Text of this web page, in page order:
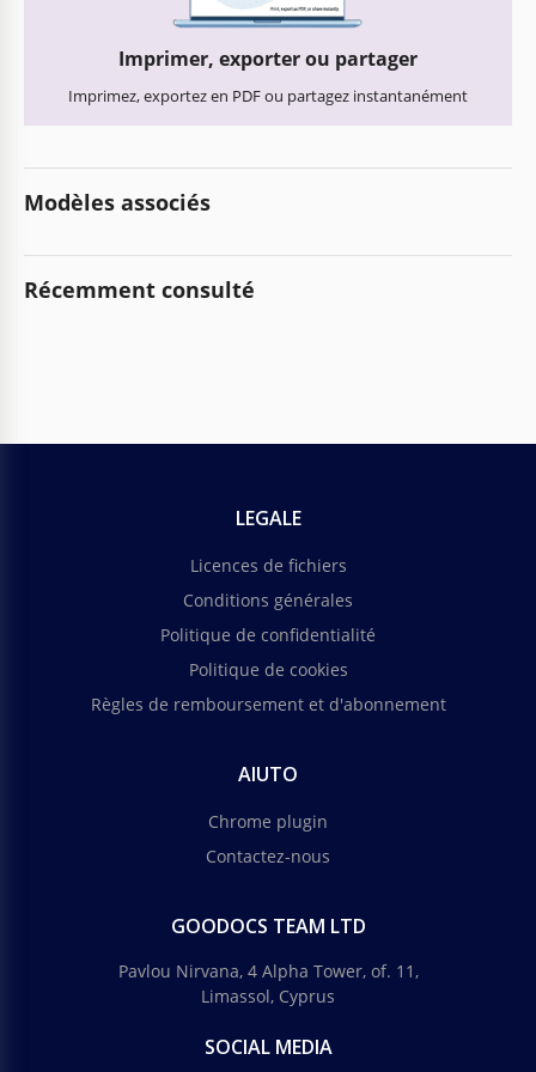
Imprimer, exporter ou partager
Imprimez, exportez en PDF ou partagez instantanément
Modèles associés
Récemment consulté
LEGALE
Licences de fichiers
Conditions générales
Politique de confidentialité
Politique de cookies
Règles de remboursement et d'abonnement
AIUTO
Chrome plugin
Contactez-nous
GOODOCS TEAM LTD
Pavlou Nirvana, 4 Alpha Tower, of. 11,
Limassol, Cyprus
SOCIAL MEDIA